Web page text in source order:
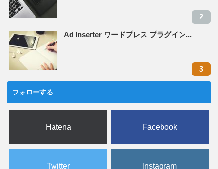
Ad Inserter ワードプレス プラグイン...
フォローする
Hatena Facebook
Twitter Instagram